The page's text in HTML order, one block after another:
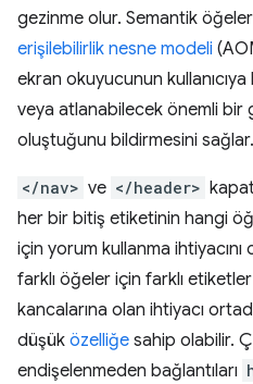
gezinme olur. Semantik
erişilebilirlik nesne modeli
ekran okuyucunun
veya atlanabilecek önemli bir
oluştuğunu bildirmesini sağlar.
</nav> ve </header>
her bir bitiş etiketinin hangi
için yorum kullanma ihtiyacını
farklı öğeler için farklı
kancalarına olan ihtiyacı
düşük özelliğe sahip olabilir.
endişelenmeden bağlantıları